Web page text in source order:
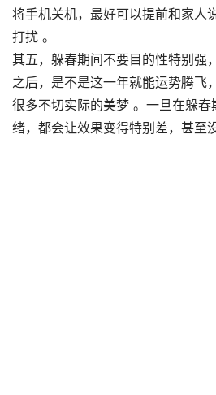
将手机关机，最好可以提前和家人
打扰 。
其五，躲春期间不要目的性特别强
之后，是不是这一年就能运势腾飞
很多不切实际的美梦 。一旦在躲
绪，都会让效果变得特别差，甚至